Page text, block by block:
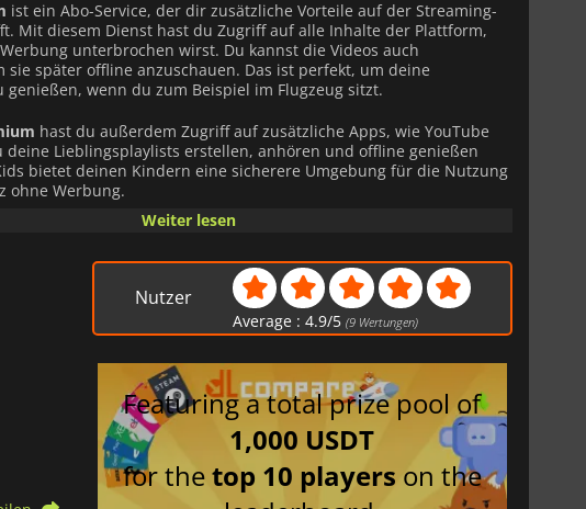
ist ein Abo-Service, der dir zusätzliche Vorteile auf der Streaming-
Mit diesem Dienst hast du Zugriff auf alle Inhalte der Plattform,
unterbrochen wirst. Du kannst die Videos auch
sie später offline anzuschauen. Das ist perfekt, um deine
genießen, wenn du zum Beispiel im Flugzeug sitzt.
hast du außerdem Zugriff auf zusätzliche Apps, wie YouTube
deine Lieblingsplaylists erstellen, anhören und offline genießen
bietet deinen Kindern eine sicherere Umgebung für die Nutzung
ohne Werbung.
kannst du mitYouTube Premium
Weiter lesen
Nutzer
Average :4.9/5 (9 Wertungen)
Featuring a total prize pool of
1,000 USDT
for thetop 10 players on the